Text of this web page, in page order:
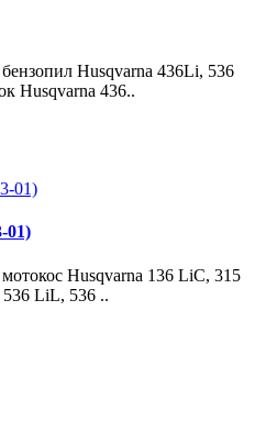
Husqvarna 436Li, 536
Husqvarna 436..
01)
Husqvarna 136 LiC, 315
LiL, 536 ..